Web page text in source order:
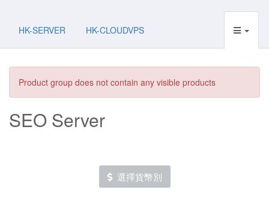
HK-SERVER HK-CLOUDVPS
Product group does not contain any visible products
SEO Server
選擇貨幣別